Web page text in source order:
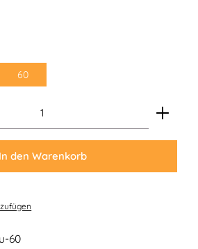
60
Gib den gewünschten Wert ein
In den Warenkorb
60